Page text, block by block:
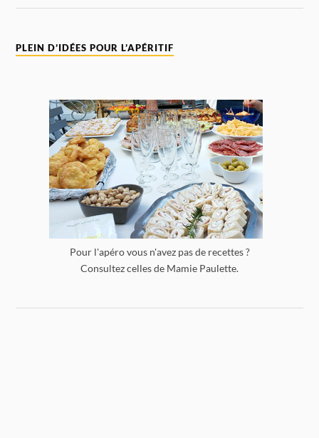
PLEIN D’IDÉES POUR L’APÉRITIF
Pour l'apéro vous n'avez pas de recettes ?
Consultez celles de Mamie Paulette.